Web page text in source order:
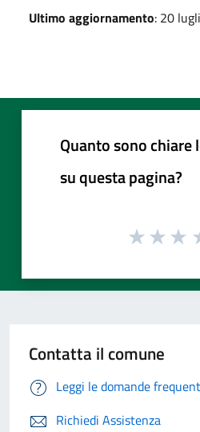
Ultimo aggiornamento: 20
Quanto sono
su questa pagina?
Contatta il comune
Leggi le domande
Richiedi Assistenza